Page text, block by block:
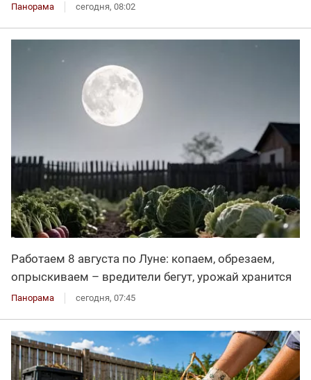
Панорама сегодня, 08:02
Работаем 8 августа по Луне: копаем, обрезаем,
опрыскиваем – вредители бегут, урожай хранится
Панорама сегодня, 07:45